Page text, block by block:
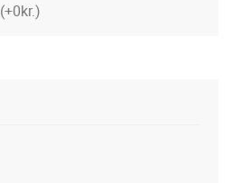
(+0kr.)